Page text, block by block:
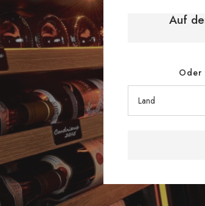
Auf
Oder